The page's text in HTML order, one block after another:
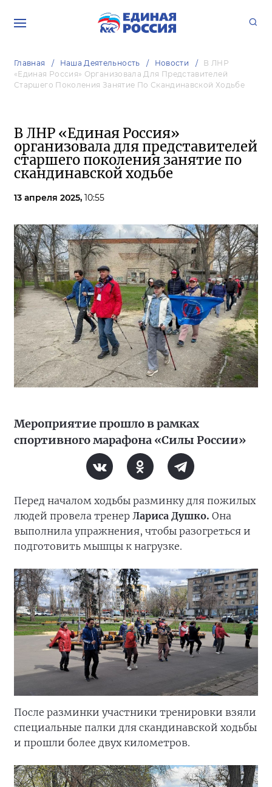
Главная Наша Деятельность Новости
В ЛНР
«Единая Россия» Организовала Для Представителей
Старшего Поколения Занятие По Скандинавской Ходьбе
В ЛНР «Единая Россия»
организовала для представителей
старшего поколения занятие по
скандинавской ходьбе
13 апреля 2025, 10:55
Мероприятие прошло в рамках
спортивного марафона «Силы России»
Перед началом ходьбы разминку для пожилых
людей провела тренер Лариса Душко. Она
выполнила упражнения, чтобы разогреться и
подготовить мышцы к нагрузке.
После разминки участники тренировки взяли
специальные палки для скандинавской ходьбы
и прошли более двух километров.